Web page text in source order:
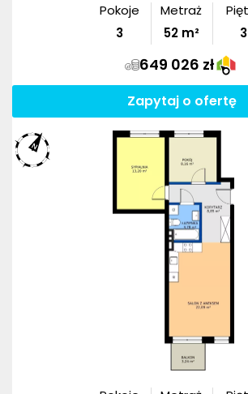
Pokoje
3
Metraż
52m²
3
649 026 zł
Zapytaj o ofertę